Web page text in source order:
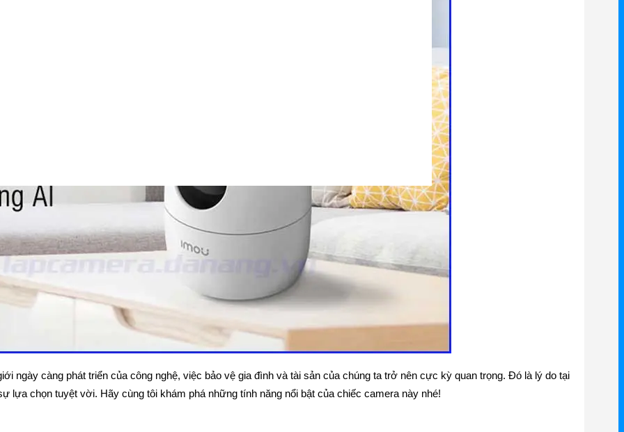
ngày càng phát triển của công nghệ, việc bảo vệ gia đình và tài sản của chúng ta trở nên cực kỳ quan trọng. Đó là lý do tại
lựa chọn tuyệt vời. Hãy cùng tôi khám phá những tính năng nổi bật của chiếc camera này nhé!